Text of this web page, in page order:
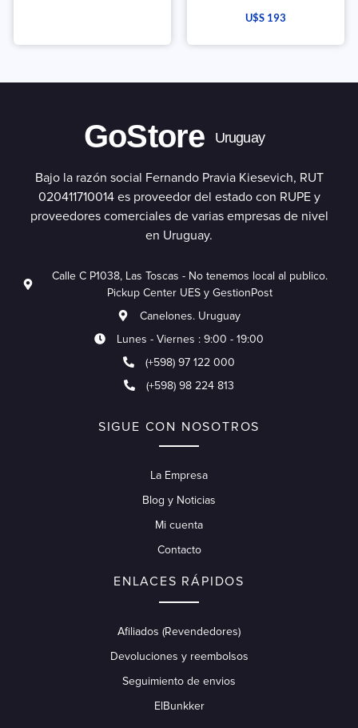
U$S 193
GoStore Uruguay
Bajo la razón social Fernando Pravia Kiesevich, RUT
020411710014 es proveedor del estado con RUPE y
proveedores comerciales de varias empresas de nivel
en Uruguay.
Calle C P1038, Las Toscas - No tenemos local al publico.
Pickup Center UES y GestionPost
Canelones. Uruguay
Lunes - Viernes : 9:00 - 19:00
(+598) 97 122 000
(+598) 98 224 813
SIGUE CON NOSOTROS
La Empresa
Blog y Noticias
Mi cuenta
Contacto
ENLACES RÁPIDOS
Afiliados (Revendedores)
Devoluciones y reembolsos
Seguimiento de envios
ElBunkker